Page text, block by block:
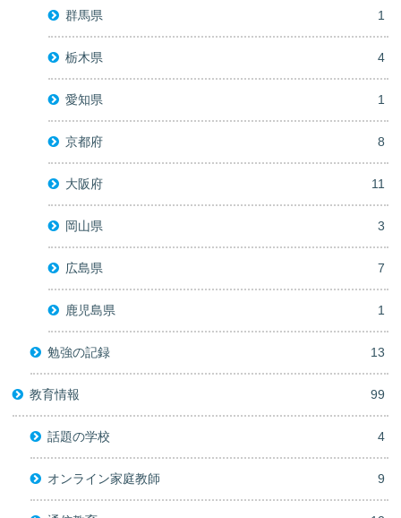
群馬県 1
栃木県 4
愛知県 1
京都府 8
大阪府 11
岡山県 3
広島県 7
鹿児島県 1
勉強の記録 13
教育情報 99
話題の学校 4
オンライン家庭教師 9